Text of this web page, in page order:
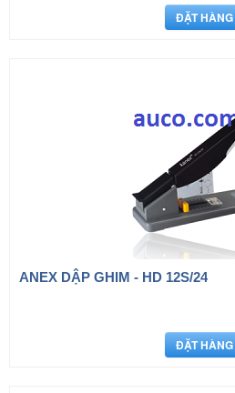
ANEX DẬP GHIM - HD 12S/24